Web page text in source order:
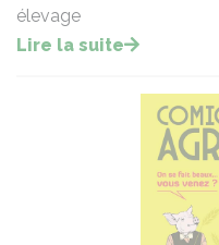
élevage
Lire la suite